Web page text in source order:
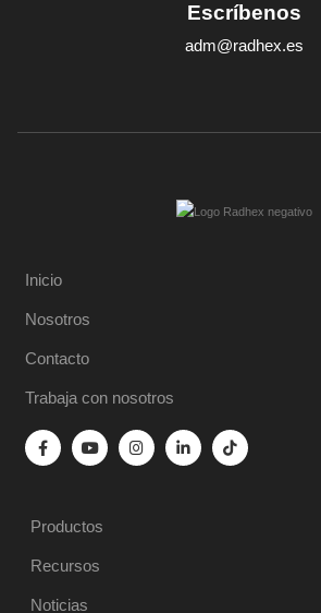
Escríbenos
adm@radhex.es
Inicio
Nosotros
Contacto
Trabaja con nosotros
Productos
Recursos
Noticias